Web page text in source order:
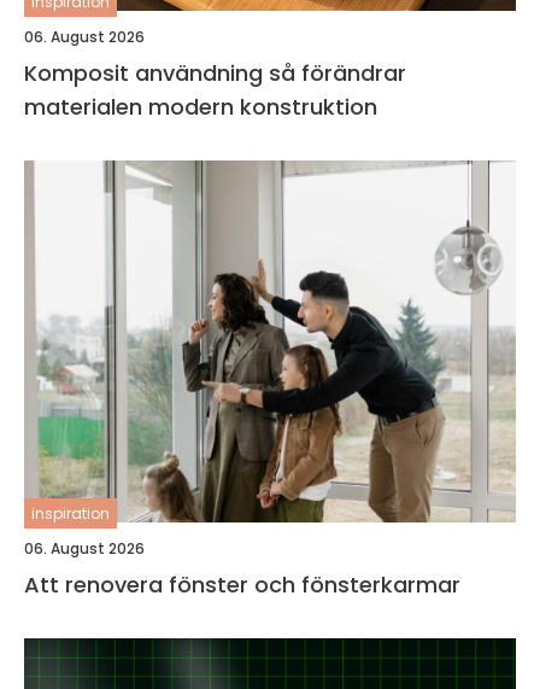
06. August 2026
Komposit användning så förändrar
materialen modern konstruktion
inspiration
06. August 2026
Att renovera fönster och fönsterkarmar